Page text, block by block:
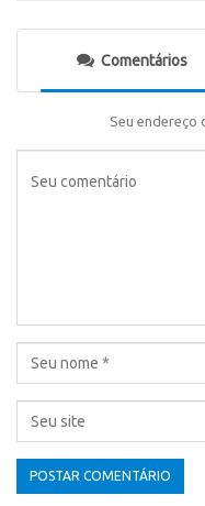
Comentários
Seu endereço